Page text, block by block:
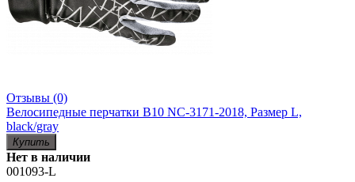
Отзывы (0)
Велосипедные перчатки B10 NC-3171-2018, Размер L,
black/gray
Купить
Нет в наличии
001093-L